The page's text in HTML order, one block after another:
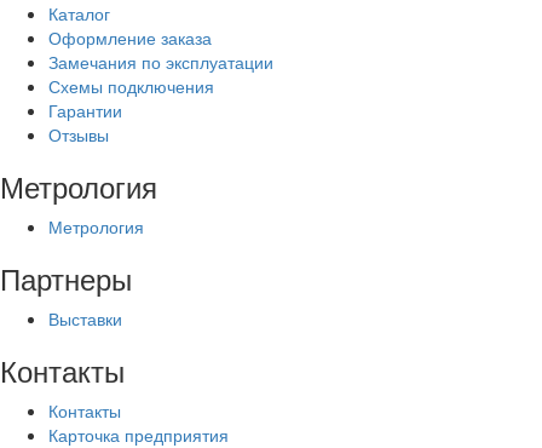
Каталог
Оформление заказа
Замечания по эксплуатации
Схемы подключения
Гарантии
Отзывы
Метрология
Метрология
Партнеры
Выставки
Контакты
Контакты
Карточка предприятия